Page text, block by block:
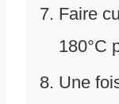
Faire
180°C
Une